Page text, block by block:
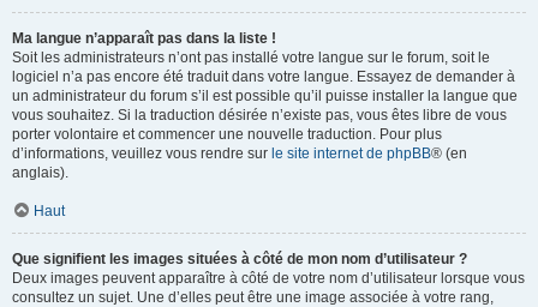
Ma langue n’apparaît pas dans la liste !
Soit les administrateurs n’ont pas installé votre langue sur le forum, soit le
logiciel n’a pas encore été traduit dans votre langue. Essayez de demander à
un administrateur du forum s’il est possible qu’il puisse installer la langue que
vous souhaitez. Si la traduction désirée n’existe pas, vous êtes libre de vous
porter volontaire et commencer une nouvelle traduction. Pour plus
d’informations, veuillez vous rendre sur le site internet de phpBB® (en
anglais).
Haut
Que signifient les images situées à côté de mon nom d’utilisateur ?
Deux images peuvent apparaître à côté de votre nom d’utilisateur lorsque vous
consultez un sujet. Une d’elles peut être une image associée à votre rang,